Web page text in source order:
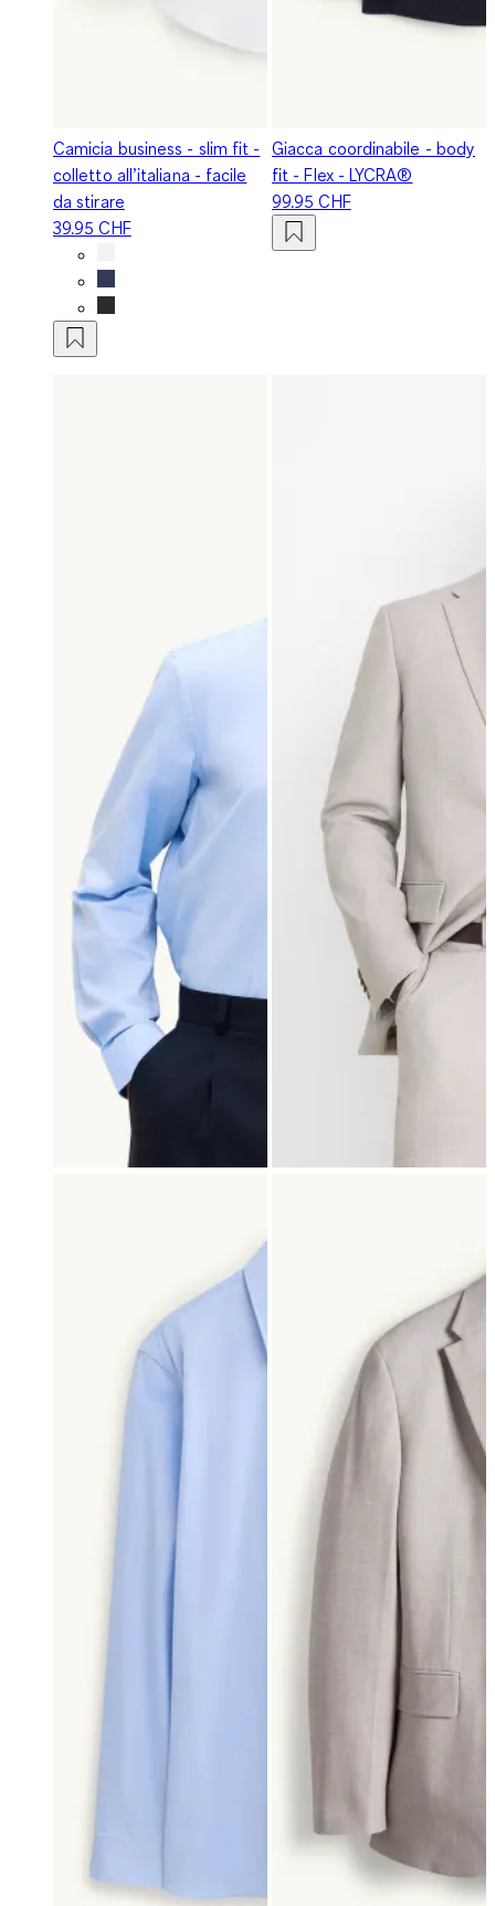
Camicia business - slim fit -
colletto all’italiana - facile
da stirare
39.95 CHF
Giacca coordinabile - body
fit - Flex - LYCRA®
99.95 CHF